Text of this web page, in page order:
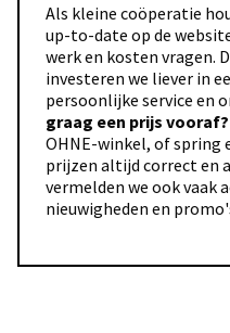
Als kleine coöperatie
up-to-date op de
werk en kosten vragen.
investeren we liever in
persoonlijke service en
graag een prijs vooraf?
OHNE-winkel, of spring
prijzen altijd correct en
vermelden we ook vaak
nieuwigheden en